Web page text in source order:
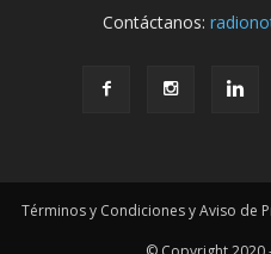
Contáctanos:
Términos y Condiciones y Aviso de